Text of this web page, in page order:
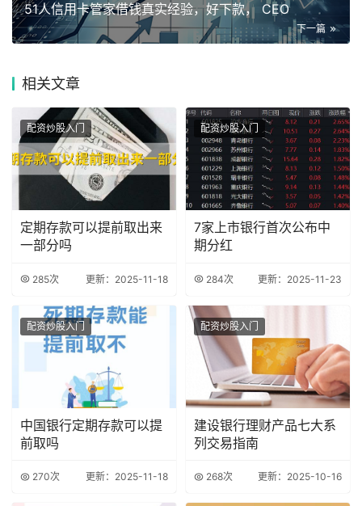
51人信用卡管家借钱真实经验，好下款， CEO
下一篇
相关文章
配资炒股入门
定期存款可以提前取出来
一部分吗
285次 更新：2025-11-18
配资炒股入门
7家上市银行首次公布中
期分红
284次 更新：2025-11-23
配资炒股入门
中国银行定期存款可以提
前取吗
270次 更新：2025-11-18
配资炒股入门
建设银行理财产品七大系
列交易指南
268次 更新：2025-10-16